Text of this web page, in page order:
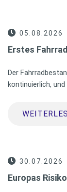
05.08.2026
Erstes
Der
kontinuierlich,
30.07.2026
Europas